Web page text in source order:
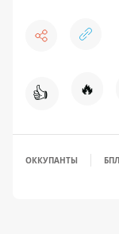
👍 🔥
ОККУПАНТЫ